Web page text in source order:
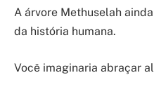
A árvore Methuselah
da história humana.
Você imaginaria abraçar